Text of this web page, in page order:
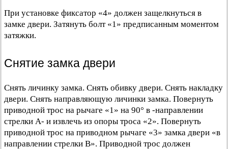
При установке фиксатор «4» должен защелкнуться в
замке двери. Затянуть болт «1» предписанным моментом
затяжки.
Снятие замка двери
Снять личинку замка. Снять обивку двери. Снять накладку
двери. Снять направляющую личинки замка. Повернуть
приводной трос на рычаге «1» на 90° в -направлении
стрелки А- и извлечь из опоры троса «2». Повернуть
приводной трос на приводном рычаге «3» замка двери «в
направлении стрелки В». Приводной трос должен